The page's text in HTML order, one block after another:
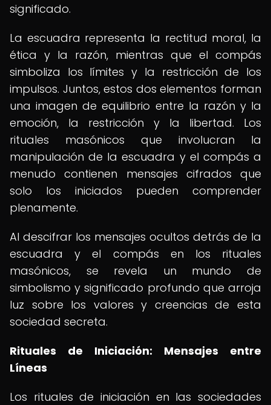
significado.
La escuadra representa la rectitud moral, la
ética y la razón, mientras que el compás
simboliza los límites y la restricción de los
impulsos. Juntos, estos dos elementos forman
una imagen de equilibrio entre la razón y la
emoción, la restricción y la libertad. Los
rituales masónicos que involucran la
manipulación de la escuadra y el compás a
menudo contienen mensajes cifrados que
solo los iniciados pueden comprender
plenamente.
Al descifrar los mensajes ocultos detrás de la
escuadra y el compás en los rituales
masónicos, se revela un mundo de
simbolismo y significado profundo que arroja
luz sobre los valores y creencias de esta
sociedad secreta.
Rituales de Iniciación: Mensajes entre
Líneas
Los rituales de iniciación en las sociedades